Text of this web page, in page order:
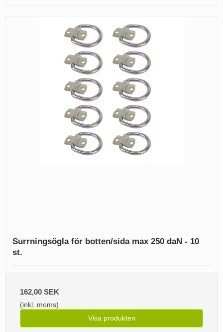
Surrningsögla för botten/sida max 250 daN - 10
st.
162,00 SEK
(inkl. moms)
Visa produkten